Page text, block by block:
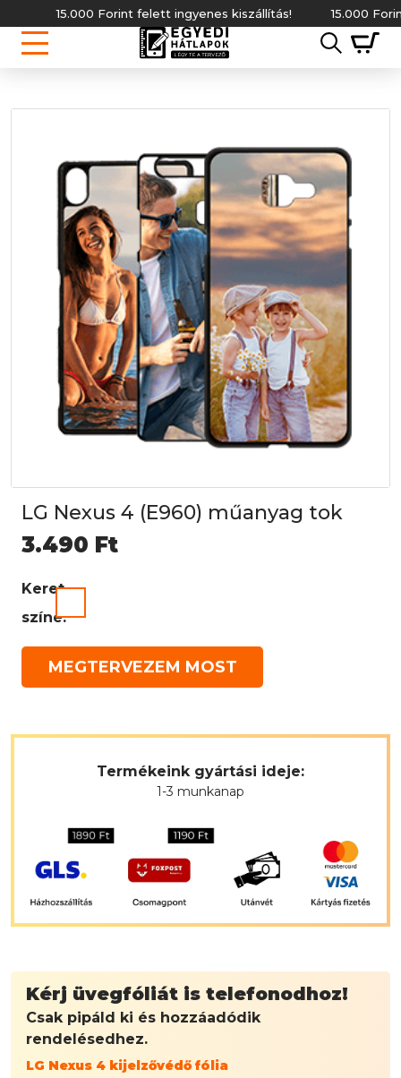
15.000 Forint felett ingyenes kiszállítás! 15.000 Forint
LG Nexus 4 (E960) műanyag tok
3.490 Ft
Keret
színe:
MEGTERVEZEM MOST
Termékeink gyártási ideje:
1-3 munkanap
Kérj üvegfóliát is telefonodhoz!
Csak pipáld ki és hozzáadódik
rendelésedhez.
LG Nexus 4 kijelzővédő fólia